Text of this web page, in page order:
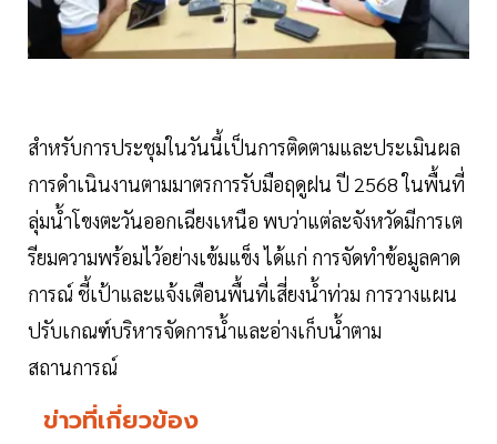
สำหรับการประชุมในวันนี้เป็นการติดตามและประเมินผล
การดำเนินงานตามมาตรการรับมือฤดูฝน ปี 2568 ในพื้นที่
ลุ่มน้ำโขงตะวันออกเฉียงเหนือ พบว่าแต่ละจังหวัดมีการเต
รียมความพร้อมไว้อย่างเข้มแข็ง ได้แก่ การจัดทำข้อมูลคาด
การณ์ ชี้เป้าและแจ้งเตือนพื้นที่เสี่ยงน้ำท่วม การวางแผน
ปรับเกณฑ์บริหารจัดการน้ำและอ่างเก็บน้ำตาม
สถานการณ์
ข่าวที่เกี่ยวข้อง